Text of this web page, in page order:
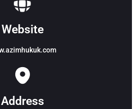
Website
Address